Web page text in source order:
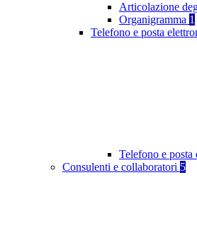
Articolazione
Organigramma 1
Telefono e posta
Telefono e posta
Consulenti e collaboratori 5